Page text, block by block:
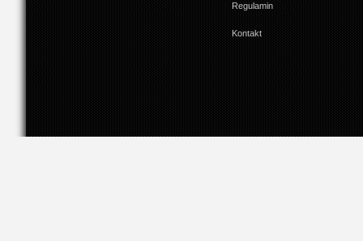
Regulamin
Kontakt